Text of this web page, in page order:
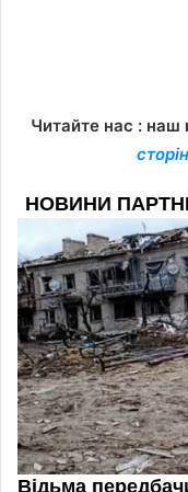
Читайте нас : наш